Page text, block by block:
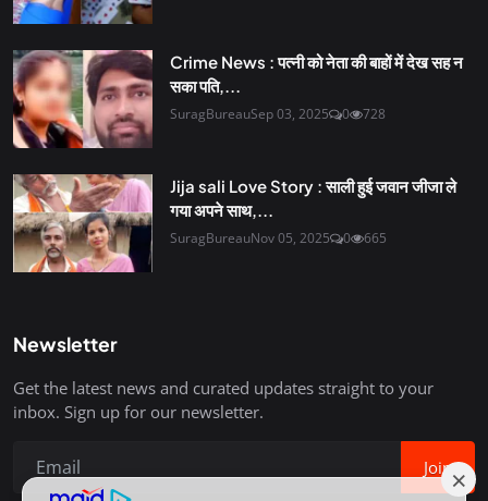
Crime News : पत्नी को नेता की बाहों में देख सह न
सका पति,...
SuragBureauSep 03, 2025 0 728
Jija sali Love Story : साली हुई जवान जीजा ले
गया अपने साथ,...
SuragBureauNov 05, 2025 0 665
Newsletter
Get the latest news and curated updates straight to your
inbox. Sign up for our newsletter.
Join